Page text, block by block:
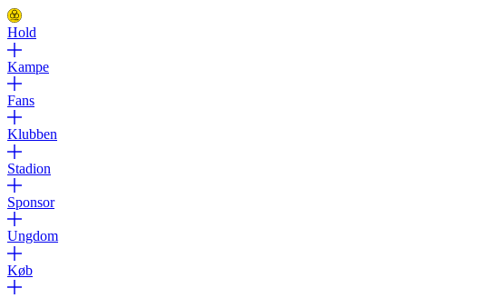
Hold
Kampe
Fans
Klubben
Stadion
Sponsor
Ungdom
Køb